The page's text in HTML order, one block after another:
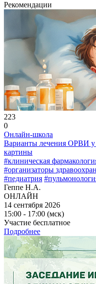
Рекомендации
223
0
Онлайн-школа
Варианты лечения ОРВИ у
картины
#клиническая
#организаторы
#педиатрия
Геппе Н.А.
ОНЛАЙН
14 сентября 2026
15:00 - 17:00 (мск)
Участие бесплатное
Подробнее